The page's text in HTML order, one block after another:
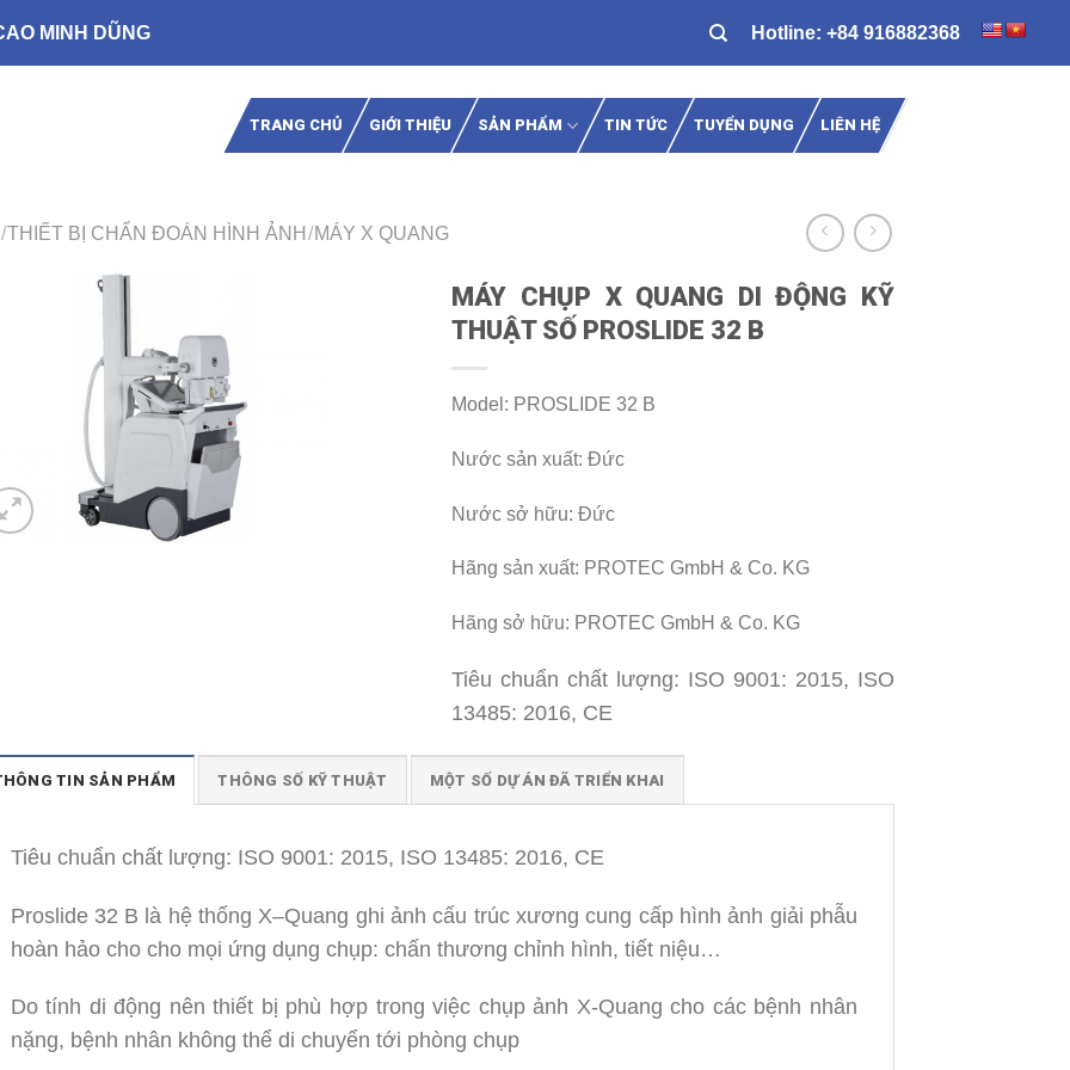
MINH DŨNG Hotline:+84 916882368
TRANG CHỦ GIỚI THIỆU SẢN PHẨM TIN TỨC TUYỂN DỤNG LIÊN HỆ
/THIẾT BỊ CHẨN ĐOÁN HÌNH ẢNH /MÁY X QUANG
MÁY CHỤP X QUANG DI ĐỘNG KỸ
THUẬT SỐ PROSLIDE 32 B
Model: PROSLIDE 32 B
Nước sản xuất: Đức
Nước sở hữu: Đức
Hãng sản xuất: PROTEC GmbH & Co. KG
Hãng sở hữu: PROTEC GmbH & Co. KG
Tiêu chuẩn chất lượng: ISO 9001: 2015, ISO
13485: 2016, CE
TIN SẢN PHẨM THÔNG SỐ KỸ THUẬT MỘT SỐ DỰ ÁN ĐÃ TRIỂN KHAI
Tiêu chuẩn chất lượng: ISO 9001: 2015, ISO 13485: 2016, CE
Proslide 32 B là hệ thống X–Quang ghi ảnh cấu trúc xương cung cấp hình ảnh giải phẫu
hoàn hảo cho cho mọi ứng dụng chụp: chấn thương chỉnh hình, tiết niệu…
Do tính di động nên thiết bị phù hợp trong việc chụp ảnh X-Quang cho các bệnh nhân
nặng, bệnh nhân không thể di chuyển tới phòng chụp